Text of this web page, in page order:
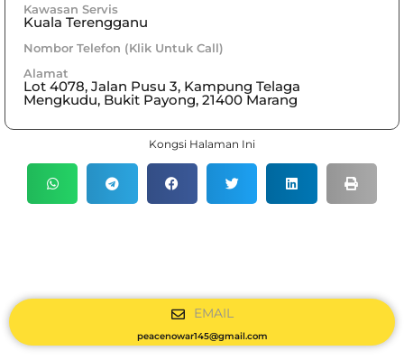
Kawasan Servis
Kuala Terengganu
Nombor Telefon (Klik Untuk Call)
Alamat
Lot 4078, Jalan Pusu 3, Kampung Telaga
Mengkudu, Bukit Payong, 21400 Marang
Kongsi Halaman Ini
EMAIL
peacenowar145@gmail.com